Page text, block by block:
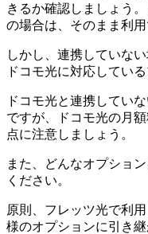
きるか確認しましょう
の場合は、そのまま利用
しかし、連携していな
ドコモ光に対応してい
ドコモ光と連携してい
ですが、ドコモ光の月
点に注意しましょう。
また、どんなオプショ
ください。
原則、フレッツ光で利
様のオプションに引き